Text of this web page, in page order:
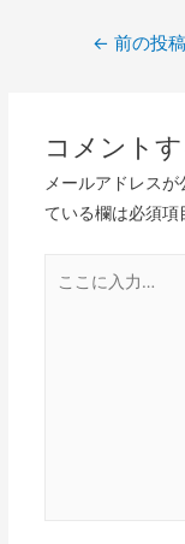
← 前の投稿
コメントす
メールアドレスが
ている欄は必須項